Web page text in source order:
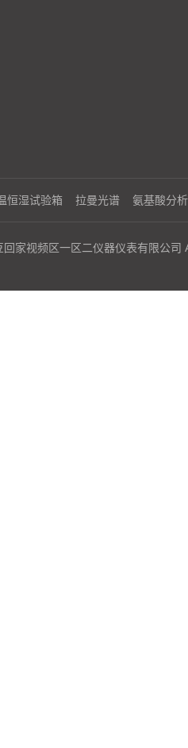
恒湿试验箱 拉曼光谱 氨基酸分
家视频区一区二仪器仪表有限公司